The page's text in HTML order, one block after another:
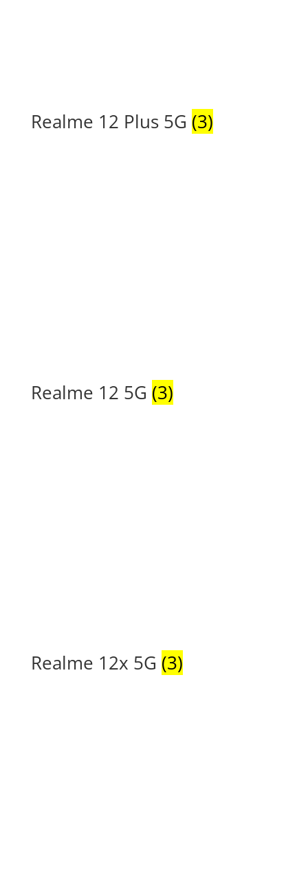
Realme 12 Plus 5G (3)
Realme 12 5G (3)
Realme 12x 5G (3)